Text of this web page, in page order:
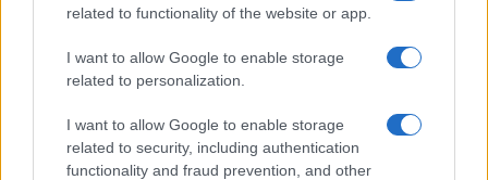
related to functionality of the website or app.
I want to allow Google to enable storage
related to personalization.
I want to allow Google to enable storage
related to security, including authentication
functionality and fraud prevention, and other
βαθμολόγηση, το 10% και το Εθνικό
03/08/2026 - 12:00
Βάσεις 2026: